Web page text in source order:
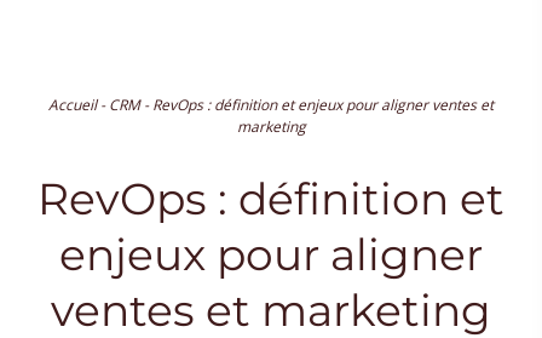
Accueil-CRM-RevOps : définition et enjeux pour aligner ventes et
marketing
RevOps : définition et
enjeux pour aligner
ventes et marketing